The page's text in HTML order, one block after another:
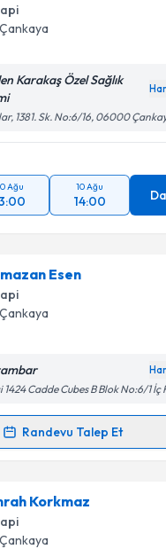
Karakaş Özel Sağlık
1381. Sk. No:6/16, 06000
Ağu 10 Ağu
14:00
Esen
Cadde Cubes B Blok No:6/1 İç
Randevu Talep Et
Talebi
Eseniçin randevu takvimi
bu uzmandan randevu
e-posta ile
Korkmaz